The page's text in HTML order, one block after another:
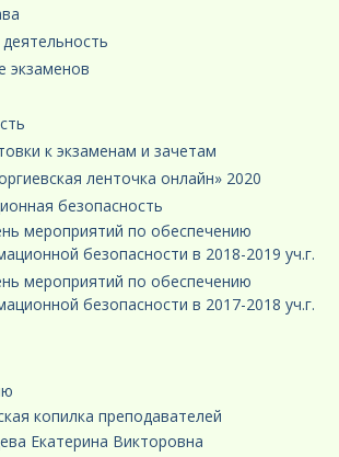
экзаменов
к экзаменам и зачетам
ленточка онлайн» 2020
безопасность
мероприятий по обеспечению
безопасности в 2018-2019 уч.г.
мероприятий по обеспечению
безопасности в 2017-2018 уч.г.
копилка преподавателей
Екатерина Викторовна